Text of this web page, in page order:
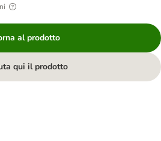
al prodotto
qui il prodotto